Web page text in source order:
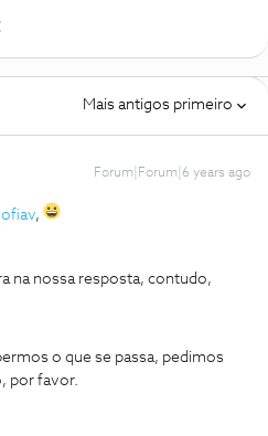
Mais antigos primeiro
Forum|Forum|6 years ago
,
na nossa resposta, contudo,
o que se passa, pedimos
por favor.